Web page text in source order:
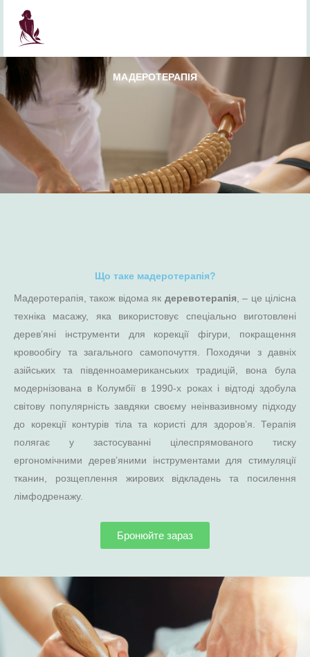
Перейти
вмісту
МАДЕРОТЕРАПІЯ
Що таке мадеротерапія?
Мадеротерапія, також відома як деревотерапія , – це цілісна
техніка масажу, яка використовує спеціально виготовлені
дерев’яні інструменти для корекції фігури, покращення
кровообігу та загального самопочуття. Походячи з давніх
азійських та південноамериканських традицій, вона була
модернізована в Колумбії в 1990-х роках і відтоді здобула
світову популярність завдяки своєму неінвазивному підходу
до корекції контурів тіла та користі для здоров’я. Терапія
полягає у застосуванні цілеспрямованого тиску
ергономічними дерев’яними інструментами для стимуляції
тканин, розщеплення жирових відкладень та посилення
лімфодренажу.
Бронюйте зараз